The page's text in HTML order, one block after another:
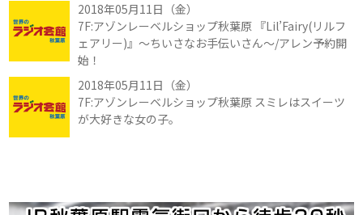
2018年05月11日（金）
7F:アゾンレーベルショップ秋葉原 『Lil’Fairy(リルフ
ェアリー)』～ちいさなお手伝いさん～/アレン予約開
始！
2018年05月11日（金）
7F:アゾンレーベルショップ秋葉原 スミレはスイーツ
が大好きな女の子。